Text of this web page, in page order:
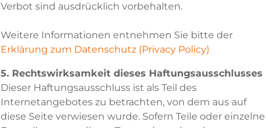
Verbot sind ausdrücklich vorbehalten.
Weitere Informationen entnehmen Sie bitte der
Erklärung zum Datenschutz (Privacy Policy)
5. Rechtswirksamkeit dieses Haftungsausschlusses
Dieser Haftungsausschluss ist als Teil des
Internetangebotes zu betrachten, von dem aus auf
diese Seite verwiesen wurde. Sofern Teile oder einzelne